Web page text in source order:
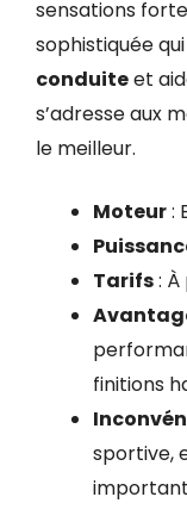
sensations
sophistiquée
conduiteet
s’adresse aux
le meilleur.
Moteur:
Tarifs:
finitions
sportive,